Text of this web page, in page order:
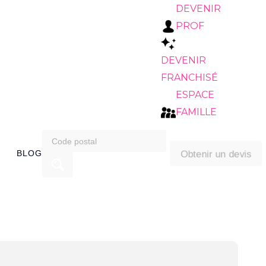
DEVENIR
PROF
DEVENIR
FRANCHISÉ
ESPACE
FAMILLE
BLOG
search
Obtenir un devis